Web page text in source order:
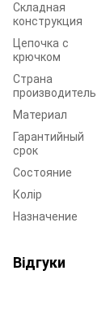
Складная
конструкция
Цепочка с
крючком
Страна
производитель
Материал
Гарантийный
срок
Состояние
Колір
Назначение
Відгуки